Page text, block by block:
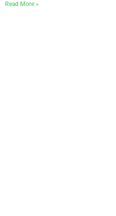
Read More »